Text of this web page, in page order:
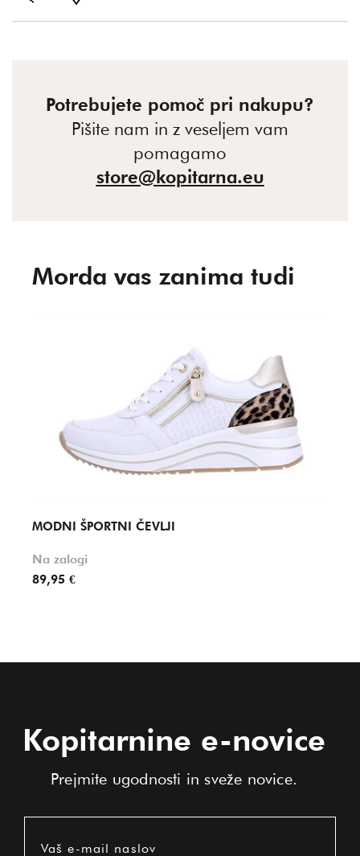
Potrebujete pomoč pri nakupu?
Pišite nam in z veseljem vam
pomagamo
store@kopitarna.eu
Morda vas zanima tudi
MODNI ŠPORTNI ČEVLJI
Na zalogi
89,95 €
Kopitarnine e-novice
Prejmite ugodnosti in sveže novice.
Vaš e-mail naslov